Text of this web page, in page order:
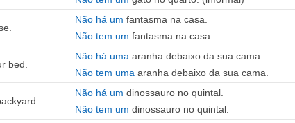
Não há um fantasma na casa.
Não tem um fantasma na casa.
bed.
Não há uma aranha debaixo da sua cama.
Não tem uma aranha debaixo da sua cama.
Não há um dinossauro no quintal.
Não tem um dinossauro no quintal.